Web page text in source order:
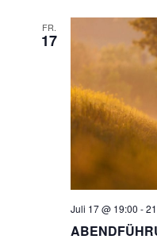
FR.
17
Juli 17 @ 19:00 -